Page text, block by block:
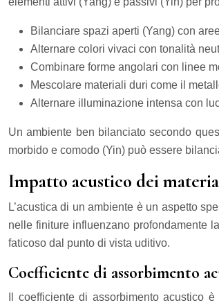
Bilanciare spazi aperti (Yang) con
Alternare colori vivaci con tonalità
Combinare forme angolari con linee
Mescolare materiali duri come il
Alternare illuminazione intensa con
Un ambiente ben bilanciato secondo
morbido e comodo (Yin) può essere
Impatto acustico dei
L’acustica di un ambiente è un aspetto
nelle finiture influenzano profondamente
faticoso dal punto di vista uditivo.
Coefficiente di assorbimento
Il coefficiente di assorbimento acustico